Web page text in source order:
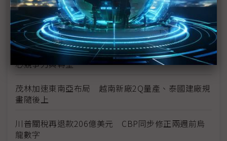
中資背景也能過關 Volvo獲白宮豁免可繼續在美賣
車
裕隆國產、外銷同步並進 嚴陳莉蓮：AI賦能強化核
心競爭力與轉型
茂林加速東南亞布局 越南新廠2Q量產、泰國建廠規
畫隨後上
川普關稅再退款206億美元 CBP同步修正兩週前烏
龍數字